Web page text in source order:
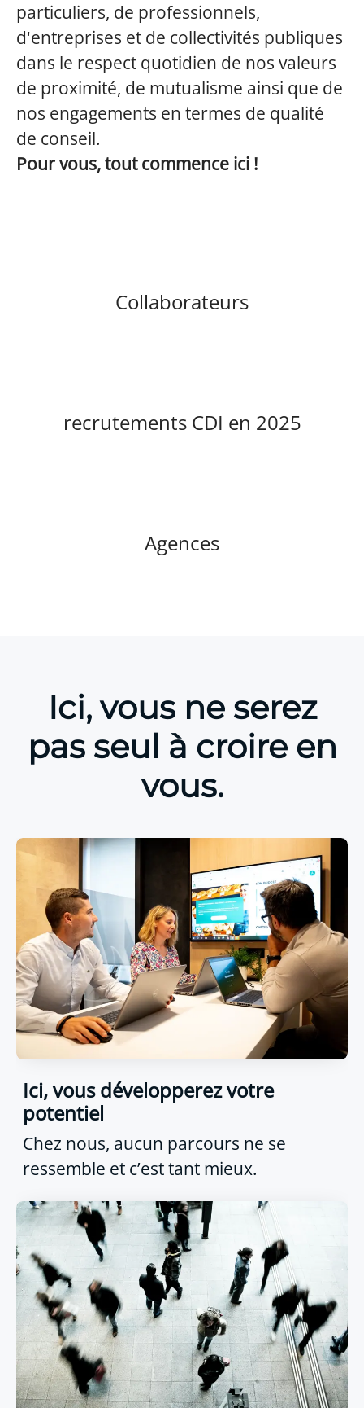
particuliers, de professionnels,
d'entreprises et de collectivités publiques
dans le respect quotidien de nos valeurs
de proximité, de mutualisme ainsi que de
nos engagements en termes de qualité
de conseil.
Pour vous, tout commence ici !
Collaborateurs
recrutements CDI en 2025
Agences
Ici, vous ne serez
pas seul à croire en
vous.
Ici, vous développerez votre
potentiel
Chez nous, aucun parcours ne se
ressemble et c’est tant mieux.